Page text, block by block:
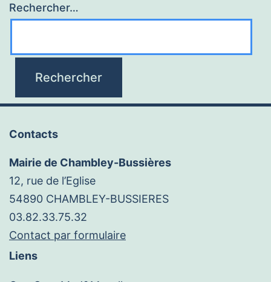
Rechercher…
Contacts
Mairie de Chambley-Bussières
12, rue de l’Eglise
54890 CHAMBLEY-BUSSIERES
03.82.33.75.32
Contact par formulaire
Liens